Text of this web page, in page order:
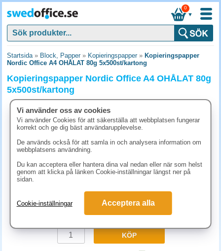
▼
0
Startsida» Block, Papper» Kopieringspapper» Kopieringspapper
Nordic Office A4 OHÅLAT 80g 5x500st/kartong
Kopieringspapper Nordic Office A4 OHÅLAT 80g
5x500st/kartong
348.80 kr (inkl. moms)
KÖP
Vi använder oss av cookies
Vi använder Cookies för att säkerställa att webbplatsen fungerar
korrekt och ge dig bäst användarupplevelse.
De används också för att samla in och analysera information om
webbplatsens användning.
Du kan acceptera eller hantera dina val nedan eller när som helst
genom att klicka på länken Cookie-inställningar längst ner på
sidan.
Cookie-inställningar Acceptera alla